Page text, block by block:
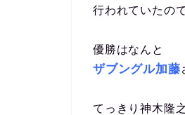
行われていたの
優勝はなんと
ザブングル加藤
てっきり神木隆